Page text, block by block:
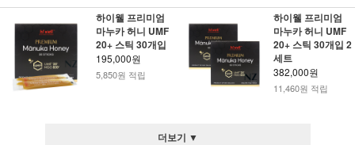
하이웰 프리미엄
마누카 허니 UMF
20+ 스틱 30개입
195,000원
5,850원 적립
하이웰 프리미엄
마누카 허니 UMF
20+ 스틱 30개입 2
세트
382,000원
11,460원 적립
더보기 ▼